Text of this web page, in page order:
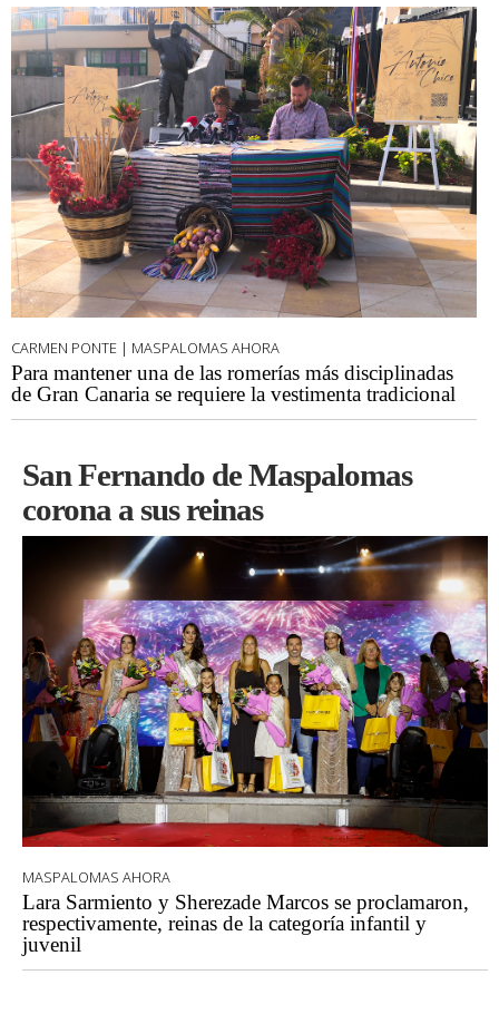
CARMEN PONTE | MASPALOMAS AHORA
Para mantener una de las romerías más disciplinadas
de Gran Canaria se requiere la vestimenta tradicional
San Fernando de Maspalomas
corona a sus reinas
MASPALOMAS AHORA
Lara Sarmiento y Sherezade Marcos se proclamaron,
respectivamente, reinas de la categoría infantil y
juvenil